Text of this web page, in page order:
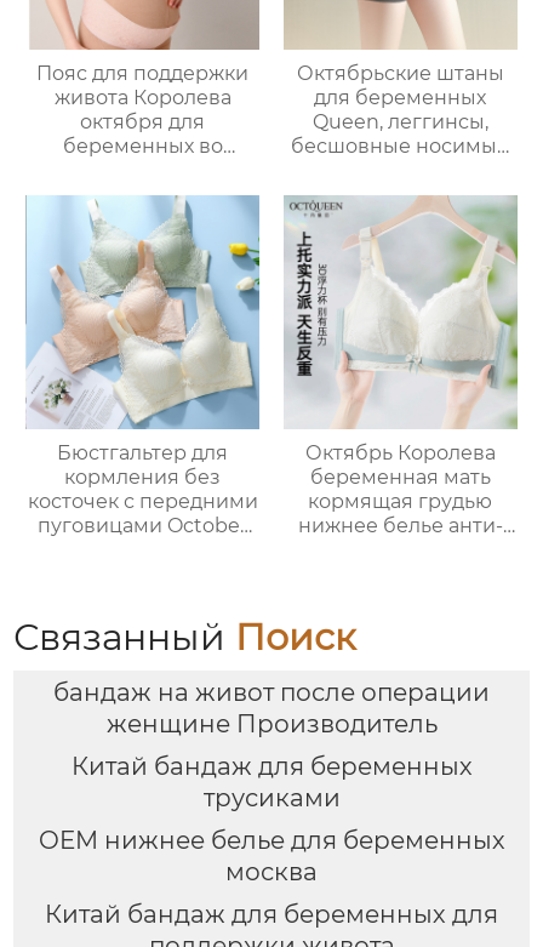
Пояс для поддержки
живота Королева
октября для
беременных во
триместре
беременности, для
защиты талии в
дородовой период,
при болях в лобке во
время беременности,
ультратонкий и
дышащий
Октябрьские штаны
для беременных
Queen, леггинсы,
бесшовные носимые
удобные защитные
штаны для
беременных
Бюстгальтер для
кормления без
косточек с передними
пуговицами October
беременных женщин.
Октябрь Королева
беременная мать
кормящая грудью
нижнее белье анти-
вскармливание
показать небольшой
полная чашка грудное
вскармливание
тонкий бюстгальтер
материнства
Связанный Поиск
бандаж на живот после операции
женщине Производитель
Китай бандаж для беременных
трусиками
OEM нижнее белье для беременных
москва
Китай бандаж для беременных для